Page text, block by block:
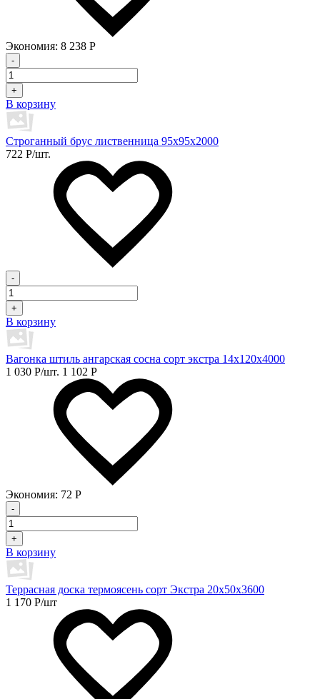
Экономия: 8 238 Р
-
+
В корзину
Строганный брус лиственница 95х95х2000
722 Р/шт.
-
+
В корзину
Вагонка штиль ангарская сосна сорт экстра 14х120х4000
1 030 Р/шт. 1 102 Р
Экономия: 72 Р
-
+
В корзину
Террасная доска термоясень сорт Экстра 20х50х3600
1 170 Р/шт